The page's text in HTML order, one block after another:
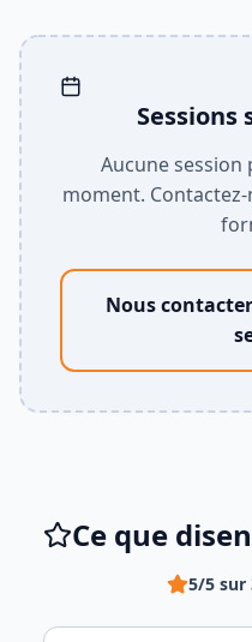
Sessions
Aucune
moment.
Nous
Ce que
5/5 sur